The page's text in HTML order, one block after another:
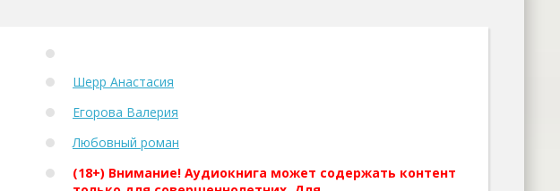
Шерр Анастасия
Егорова Валерия
Любовный роман
(18+) Внимание! Аудиокнига может содержать контент